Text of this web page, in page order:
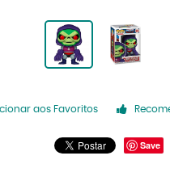
aos Favoritos
Save